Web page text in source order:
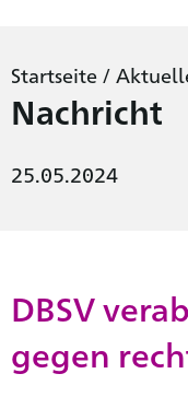
Startseite /
Nachricht
25.05.2024
DBSV
gegen